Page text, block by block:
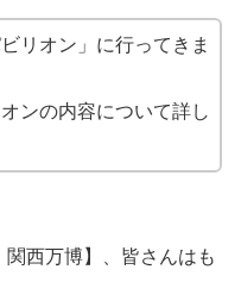
リオン」に行ってきま
ンの内容について詳し
西万博】、皆さんはも